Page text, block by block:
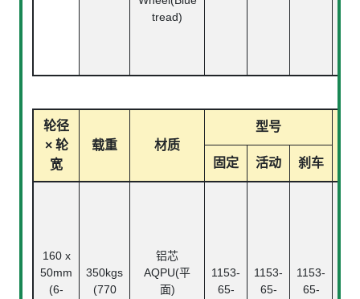
tread)
轮径
× 轮
宽
载重 材质
型号
固定
活动 刹车
160 x
50mm
(6-
350kgs
(770
铝芯
AQPU(平
面)
1153-
65-
1153-
65-
1153-
65-